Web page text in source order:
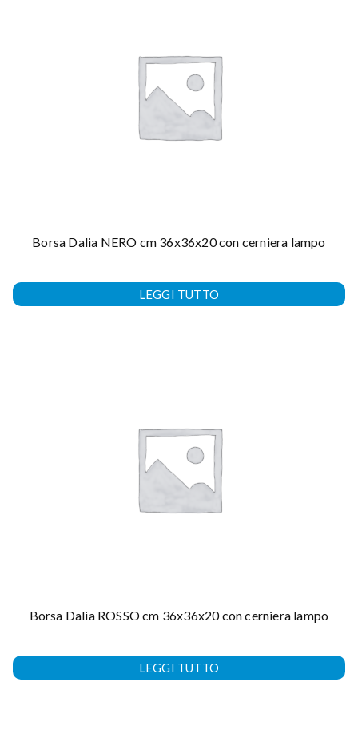
Borsa Dalia NERO cm 36x36x20 con cerniera lampo
LEGGI TUTTO
Borsa Dalia ROSSO cm 36x36x20 con cerniera lampo
LEGGI TUTTO